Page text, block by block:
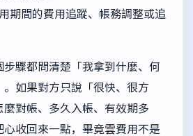
期間的費用追蹤、帳務調整或追
驟都問清楚「我拿到什麼、何
。如果對方只說「很快、很方
麼對帳、多久入帳、有效期多
心收回來一點，畢竟雲費用不是